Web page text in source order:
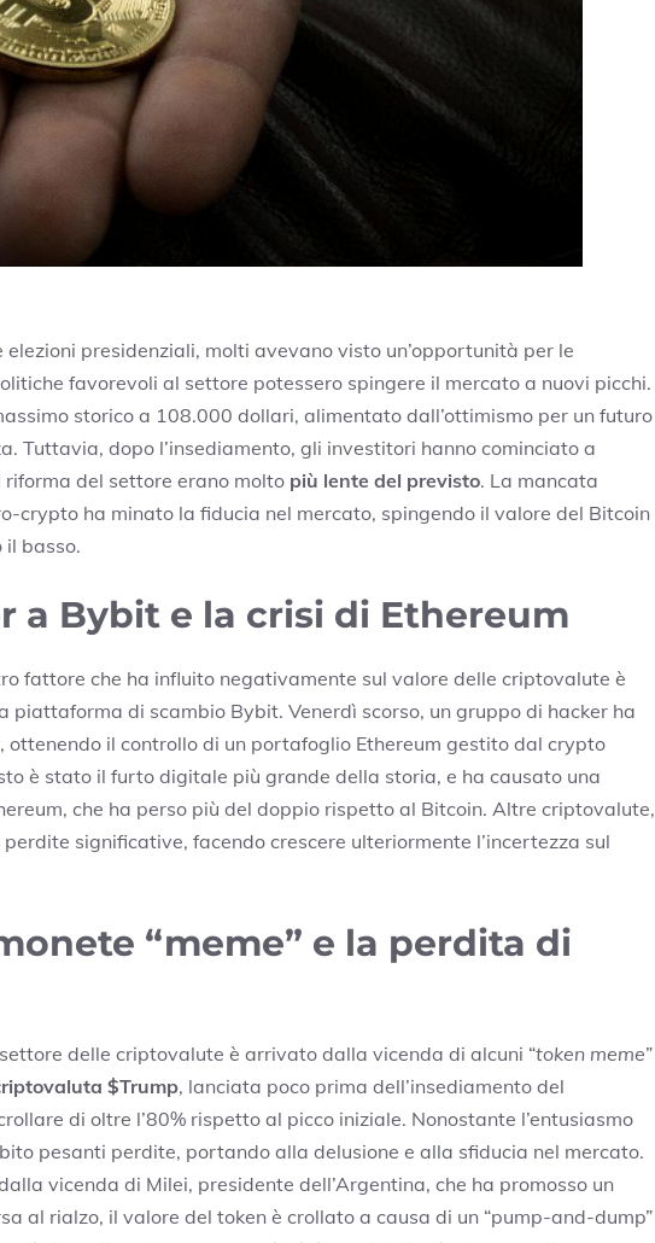
presidenziali, molti avevano visto un’opportunità per le
favorevoli al settore potessero spingere il mercato a nuovi picchi.
storico a 108.000 dollari, alimentato dall’ottimismo per un futuro
Tuttavia, dopo l’insediamento, gli investitori hanno cominciato a
riforma del settore erano molto più lente del previsto. La mancata
crypto ha minato la fiducia nel mercato, spingendo il valore del Bitcoin
basso.
a Bybit e la crisi di Ethereum
fattore che ha influito negativamente sul valore delle criptovalute è
piattaforma di scambio Bybit. Venerdì scorso, un gruppo di hacker ha
il controllo di un portafoglio Ethereum gestito dal crypto
è stato il furto digitale più grande della storia, e ha causato una
che ha perso più del doppio rispetto al Bitcoin. Altre criptovalute,
perdite significative, facendo crescere ulteriormente l’incertezza sul
“meme” e la perdita di
delle criptovalute è arrivato dalla vicenda di alcuni “token meme”
$Trump, lanciata poco prima dell’insediamento del
di oltre l’80% rispetto al picco iniziale. Nonostante l’entusiasmo
pesanti perdite, portando alla delusione e alla sfiducia nel mercato.
vicenda di Milei, presidente dell’Argentina, che ha promosso un
al rialzo, il valore del token è crollato a causa di un “pump-and-dump”